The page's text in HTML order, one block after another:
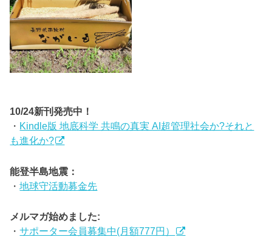
10/24新刊発売中！
・ Kindle版 地底科学 共鳴の真実 AI超管理社会か?それと
も進化か?
能登半島地震：
・地球守活動募金先
メルマガ始めました:
・サポーター会員募集中(月額777円）